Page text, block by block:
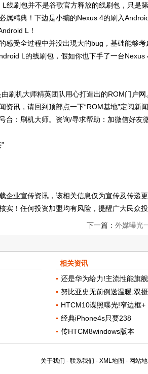
线刷包并不是谷歌官方释放的线刷包，只是
属精典！下边是小编的Nexus 4的刷入
感受全过程中并没出現大的bug，基础能够考
L的线刷包，假如你也下手了一台Nexus
刷机大师精英团队用心打造出的ROM门户网
讯，请回到顶部点一下“ROM基地”定阅新闻
台：刷机大师。资询/寻求帮助：加微信好友
企业宣传资讯，该相关信息仅为宣传及传递
实！任何投资加盟均有风险，提醒广大民众投
下一篇： 外媒曝光
相关资讯
还是华为给力!主流性能旗
努比亚史无前例送温暖,双
HTCM10谍照曝光!窄边框+
经典iPhone4s只要238
传HTCM8windows版本
关于我们 - 联系我们 - XML地图 - 网站